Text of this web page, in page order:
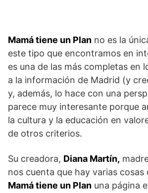
Mamá tiene un Plan no es la
este tipo que encontramos en
es una de las más completas en
a la información de Madrid (y
y, además, lo hace con una
parece muy interesante porque
la cultura y la educación en
de otros criterios.
Su creadora, Diana Martín,
nos cuenta que hay varias cosas
Mamá tiene un Plan una página